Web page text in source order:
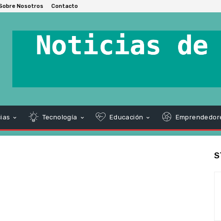
Nosotros Contacto
Tecnología Educación